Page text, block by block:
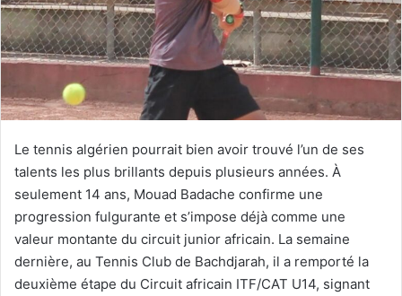
Le tennis algérien pourrait bien avoir trouvé l’un de ses
talents les plus brillants depuis plusieurs années. À
seulement 14 ans, Mouad Badache confirme une
progression fulgurante et s’impose déjà comme une
valeur montante du circuit junior africain. La semaine
dernière, au Tennis Club de Bachdjarah, il a remporté la
deuxième étape du Circuit africain ITF/CAT U14, signant